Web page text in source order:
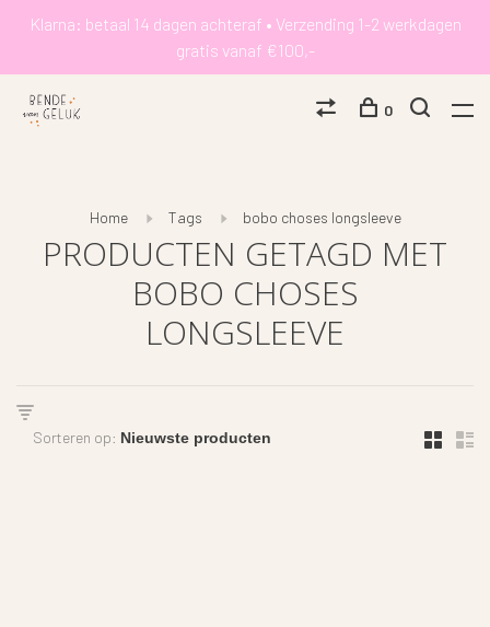
Klarna: betaal 14 dagen achteraf • Verzending 1-2 werkdagen
gratis vanaf €100,-
0
Home Tags bobo choses longsleeve
PRODUCTEN GETAGD MET
BOBO CHOSES
LONGSLEEVE
Sorteren op: